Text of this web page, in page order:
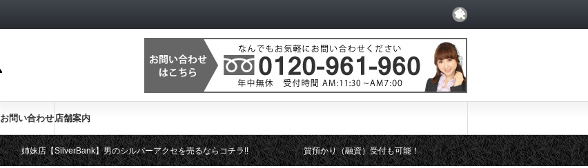
お問い合わせ店舗案内
姉妹店【SilverBank】男のシルバーアクセを売るならコチラ!!
質預かり（融資）受付も可能！